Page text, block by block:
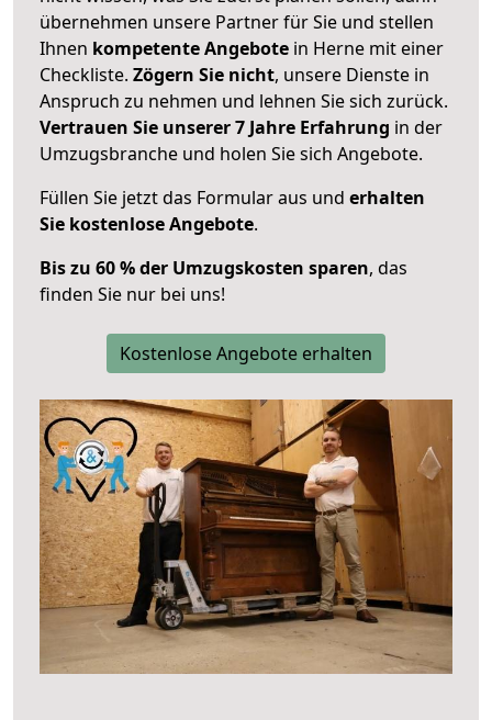
übernehmen unsere Partner für Sie und stellen
Ihnen kompetente Angebote in Herne mit einer
Checkliste. Zögern Sie nicht, unsere Dienste in
Anspruch zu nehmen und lehnen Sie sich zurück.
Vertrauen Sie unserer 7 Jahre Erfahrung in der
Umzugsbranche und holen Sie sich Angebote.
Füllen Sie jetzt das Formular aus und erhalten
Sie kostenlose Angebote.
Bis zu 60 % der Umzugskosten sparen, das
finden Sie nur bei uns!
Kostenlose Angebote erhalten